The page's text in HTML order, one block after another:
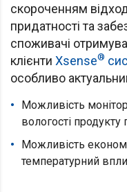
скороченням
придатності та
споживачі
клієнти Xsense®
особливо
Можливість
вологості продукту
Можливість
температурний